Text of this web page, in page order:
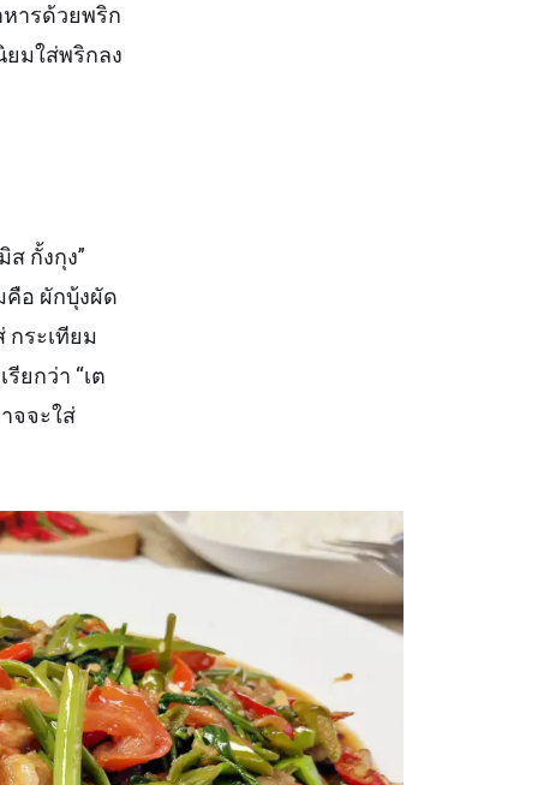
หารด้วยพริก
มใส่พริกลง
ส กั้งกุง”
คือ ผักบุ้งผัด
กระเทียม
ยกว่า “เต
จจะใส่